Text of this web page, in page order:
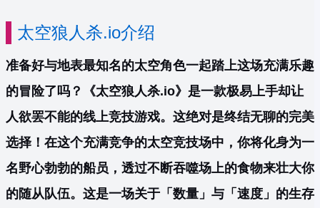
太空狼人杀.io介绍
准备好与地表最知名的太空角色一起踏上这场充满乐趣
的冒险了吗？《太空狼人杀.io》是一款极易上手却让
人欲罢不能的线上竞技游戏。这绝对是终结无聊的完美
选择！在这个充满竞争的太空竞技场中，你将化身为一
名野心勃勃的船员，透过不断吞噬场上的食物来壮大你
的随从队伍。这是一场关于「数量」与「速度」的生存